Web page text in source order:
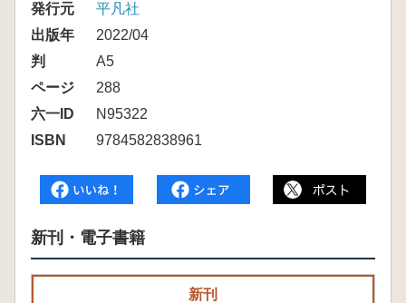
発行元
平凡社
出版年
2022/04
判
A5
ページ
288
六一ID
N95322
ISBN
9784582838961
新刊・電子書籍
新刊